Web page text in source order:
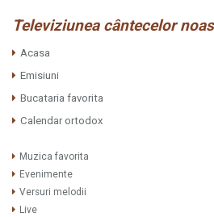
Televiziunea cântecelor
Acasa
Emisiuni
Bucataria favorita
Calendar ortodox
Muzica favorita
Evenimente
Versuri melodii
Live